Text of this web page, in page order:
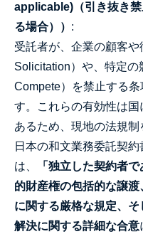
applicable)（引き抜き
る場合）） :
受託者が、企業の顧客
Solicitation）や、特定
Compete）を禁止する
す。これらの有効性は
あるため、現地の法規制
日本の和文業務委託契
は、
「独立した契約者
的財産権の包括的な譲
に関する厳格な規定、
解決に関する詳細な合意